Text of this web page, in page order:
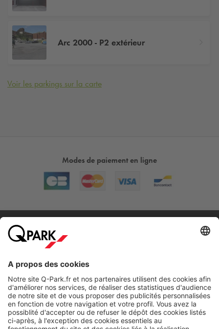
Arc 2000 - P2 extérieur
Voir les parkings sur la carte
Modes de paiement en ligne
Nos produits
Nos services